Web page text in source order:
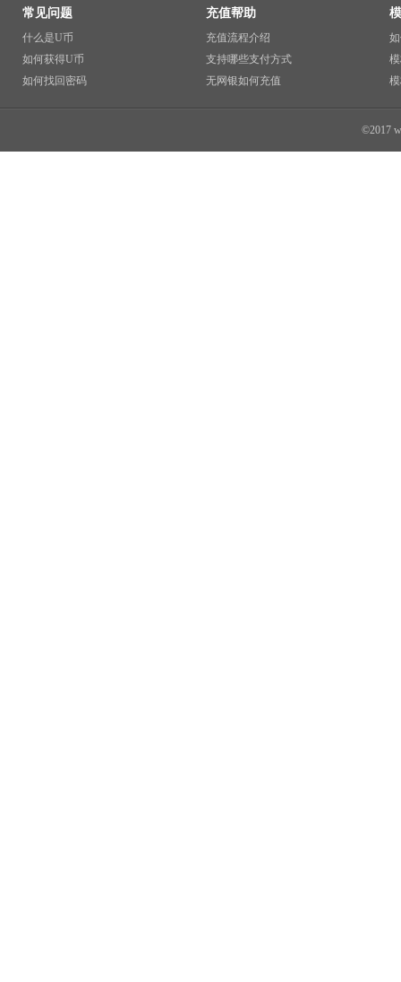
常见问题
什么是U币
如何获得U币
如何找回密码
充值帮助
充值流程介绍
支持哪些支付方式
无网银如何充值
©2017